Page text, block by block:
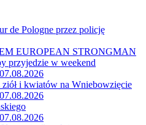
de Pologne przez policję
EUROPEAN STRONGMAN
przyjedzie w weekend
i kwiatów na Wniebowzięcie